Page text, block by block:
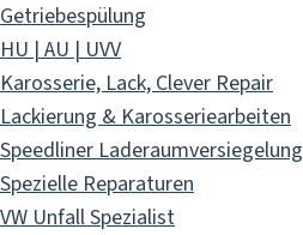
Getriebespülung
HU | AU | UVV
Karosserie, Lack, Clever Repair
Lackierung & Karosseriearbeiten
Speedliner Laderaumversiegelung
Spezielle Reparaturen
VW Unfall Spezialist